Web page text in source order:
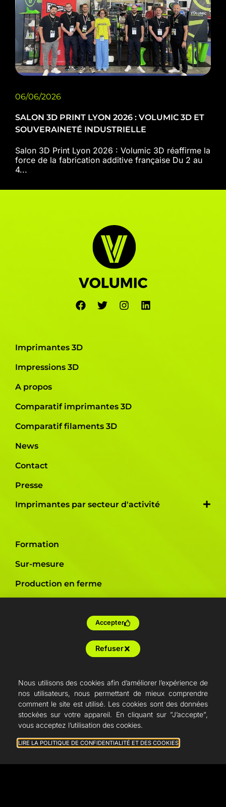
06/06/2026
SALON 3D PRINT LYON 2026 : VOLUMIC 3D ET
SOUVERAINETÉ INDUSTRIELLE
Salon 3D Print Lyon 2026 : Volumic 3D réaffirme la
force de la fabrication additive française Du 2 au
4...
Imprimantes 3D
Impressions 3D
A propos
Comparatif imprimantes 3D
Comparatif filaments 3D
News
Contact
Presse
Imprimantes par secteur d'activité
Formation
Sur-mesure
Production en ferme
Shop
Support
Nous utilisons des cookies afin d’améliorer l’expérience de
nos utilisateurs, nous permettant de mieux comprendre
comment le site est utilisé. Les cookies sont des données
stockées sur votre appareil. En cliquant sur ”J’accepte”,
vous acceptez l’utilisation des cookies.
LIRE LA POLITIQUE DE CONFIDENTIALITÉ ET DES COOKIES
Accepter
Refuser